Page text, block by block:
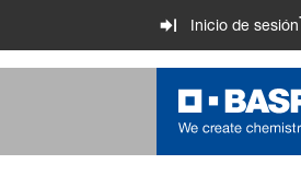
Inicio de sesión